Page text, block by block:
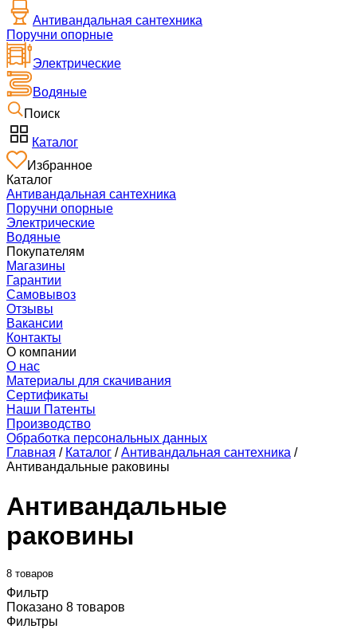
Антивандальная сантехника
Поручни опорные
Электрические
Водяные
Поиск
Каталог
Избранное
Каталог
Антивандальная сантехника
Поручни опорные
Электрические
Водяные
Покупателям
Магазины
Гарантии
Самовывоз
Отзывы
Вакансии
Контакты
О компании
О нас
Материалы для скачивания
Сертификаты
Наши Патенты
Производство
Обработка персональных данных
Главная / Каталог /Антивандальная сантехника /
Антивандальные раковины
Антивандальные
раковины
8 товаров
Фильтр
Показано 8 товаров
Фильтры